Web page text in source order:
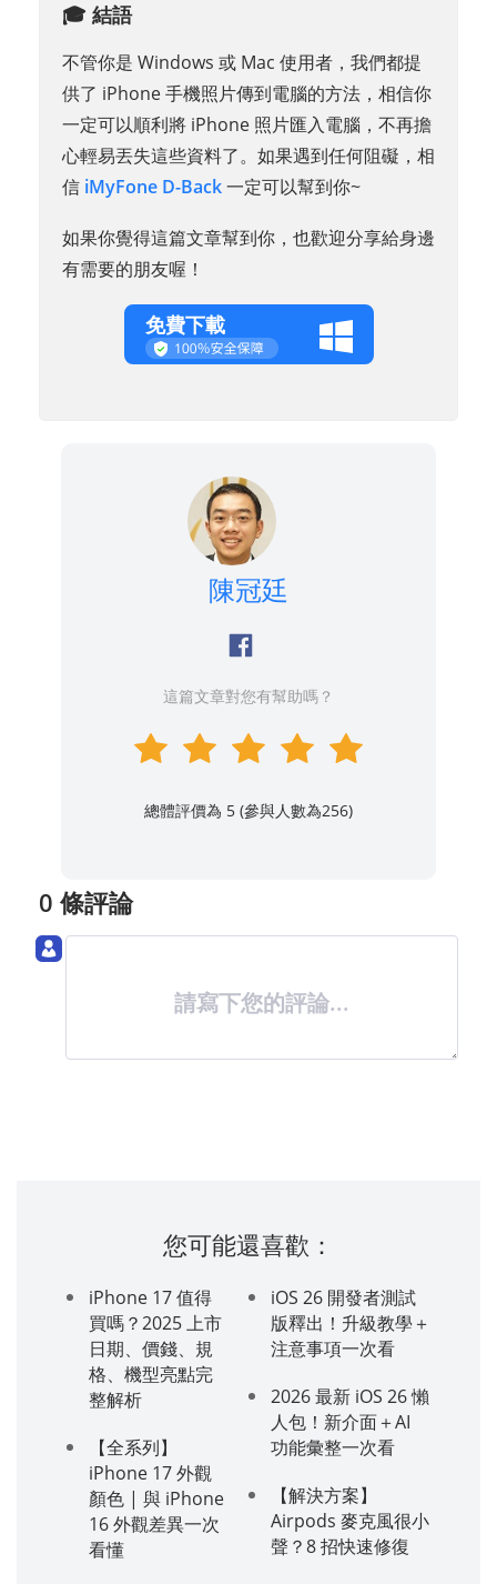
🎓 結語
不管你是 Windows 或 Mac 使用者，我們都提
供了 iPhone 手機照片傳到電腦的方法，相信你
一定可以順利將 iPhone 照片匯入電腦，不再擔
心輕易丟失這些資料了。如果遇到任何阻礙，相
信 iMyFone D-Back一定可以幫到你~
如果你覺得這篇文章幫到你，也歡迎分享給身邊
有需要的朋友喔！
免費下載
陳冠廷
這篇文章對您有幫助嗎？
總體評價為 5 (參與人數為256)
0 條評論
請寫下您的評論...
您可能還喜歡：
iPhone 17 值得
買嗎？2025 上市
日期、價錢、規
格、機型亮點完
整解析
【全系列】
iPhone 17 外觀
顏色 | 與 iPhone
16 外觀差異一次
看懂
iOS 26 開發者測試
版釋出！升級教學＋
注意事項一次看
2026 最新 iOS 26 懶
人包！新介面＋AI
功能彙整一次看
【解決方案】
Airpods 麥克風很小
聲？8 招快速修復